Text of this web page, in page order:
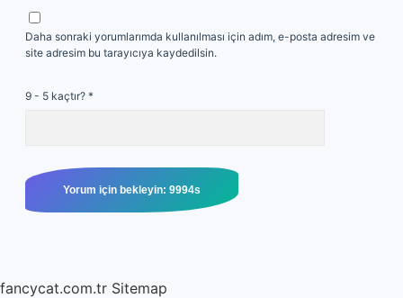
Daha sonraki yorumlarımda kullanılması için adım, e-posta adresim ve
site adresim bu tarayıcıya kaydedilsin.
9 - 5 kaçtır? *
fancycat.com.tr Sitemap